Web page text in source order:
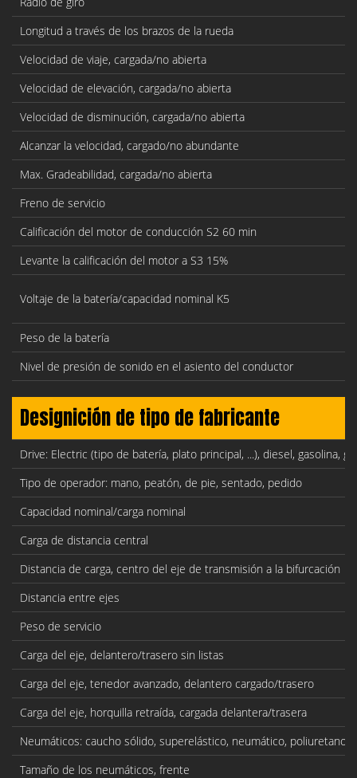
Longitud a través de los brazos de la rueda
Velocidad de viaje, cargada/no abierta
Velocidad de elevación, cargada/no abierta
Velocidad de disminución, cargada/no abierta
Alcanzar la velocidad, cargado/no abundante
Max. Gradeabilidad, cargada/no abierta
Freno de servicio
Calificación del motor de conducción S2 60 min
Levante la calificación del motor a S3 15%
Voltaje de la batería/capacidad nominal K5
Peso de la batería
Nivel de presión de sonido en el asiento del conductor
Designición de tipo de fabricante
Drive: Electric (tipo de batería, plato principal, ...), diesel, gasolina,
Tipo de operador: mano, peatón, de pie, sentado, pedido
Capacidad nominal/carga nominal
Carga de distancia central
Distancia de carga, centro del eje de transmisión a la bifurcación
Distancia entre ejes
Peso de servicio
Carga del eje, delantero/trasero sin listas
Carga del eje, tenedor avanzado, delantero cargado/trasero
Carga del eje, horquilla retraída, cargada delantera/trasera
Neumáticos: caucho sólido, superelástico, neumático, poliuretano
Tamaño de los neumáticos, frente